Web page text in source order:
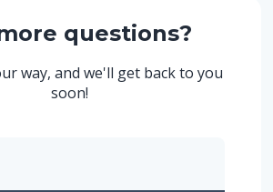
questions?
way, and we'll get back to you
soon!